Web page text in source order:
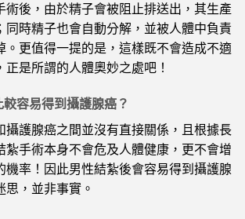
術後，由於精子會被阻止排送出，其生產
同時精子也會自動分解，並被人體中負責
。更值得一提的是，這樣既不會造成不適
是所謂的人體奧妙之處吧！
容易得到攝護腺癌？
攝護腺癌之間並沒有直接關係，且根據長
紮手術本身不會危及人體健康，更不會增
機率！因此男性結紮後會容易得到攝護腺
，並非事實。